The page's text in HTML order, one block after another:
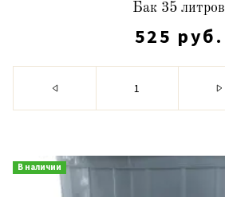
Бак 35 литров
525 руб.
В наличии